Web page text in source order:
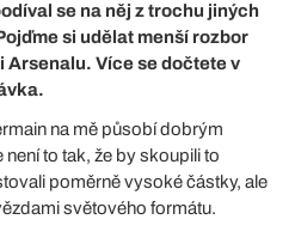
se na něj z trochu jiných
si udělat menší rozbor
Arsenalu. Více se dočtete v
na mě působí dobrým
to tak, že by skoupili to
poměrně vysoké částky, ale
světového formátu.